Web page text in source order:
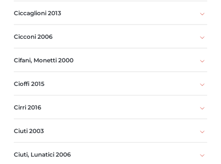
Ciccaglioni 2013
Cicconi 2006
Cifani, Monetti 2000
Cioffi 2015
Cirri 2016
Ciuti 2003
Ciuti, Lunatici 2006